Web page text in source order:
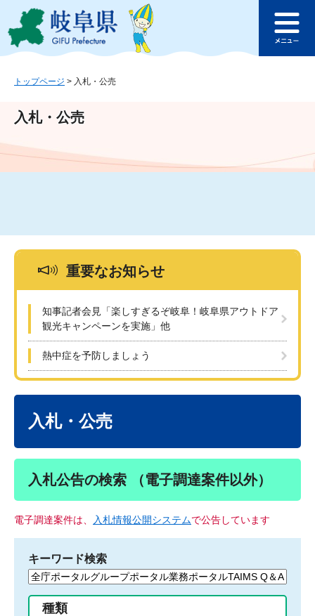
ジ
ュ
文
このページの本文へ
ュ
トップページ > 入札・公売
入札・公売
重要なお知らせ
知事記者会見「楽しすぎるぞ岐阜！岐阜県アウトドア
観光キャンペーンを実施」他
熱中症を予防しましょう
入札・公売
入札公告の検索 （電子調達案件以外）
電子調達案件は、 入札情報公開システムで公告しています
キーワード検索
検
種類